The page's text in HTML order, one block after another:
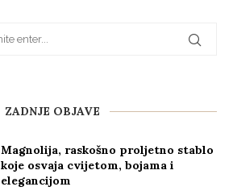
ZADNJE OBJAVE
Magnolija, raskošno proljetno stablo
koje osvaja cvijetom, bojama i
elegancijom